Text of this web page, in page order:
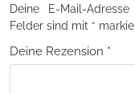
Deine E-Mail-
Felder sind mit *
Deine Rezension *